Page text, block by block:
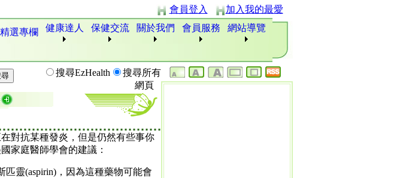
會員登入
加入我的最愛
精選專欄 健康達人 保健交流 關於我們 會員服務 網站導覽
搜尋EzHealth
搜尋所有
網頁
對抗某種發炎，但是仍然有些事你
家庭醫師學會的建議：
靈(aspirin)，因為這種藥物可能會